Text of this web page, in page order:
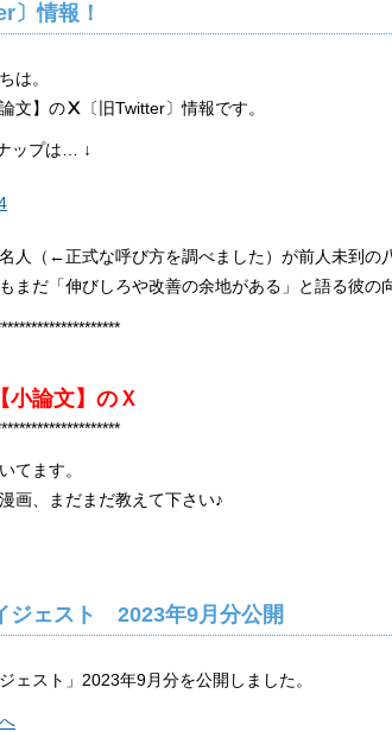
〕情報！
は。
文】のⅩ 〔旧Twitter〕情報です。
ップは… ↓
人（←正式な呼び方を調べました）が前人未到の
まだ「伸びしろや改善の余地がある」と語る彼の
小論文】のＸ
てます。
画、まだまだ教えて下さい♪
ジェスト 2023年9月分公開
ェスト」2023年9月分を公開しました。